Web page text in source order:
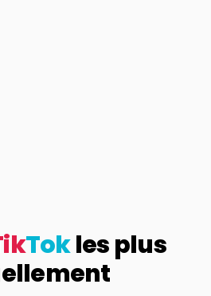
Tokles plus